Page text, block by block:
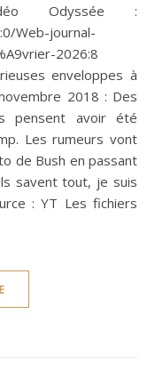
Odyssée :
Web-journal-
2026:8
enveloppes à
2018 : Des
pensent avoir été
Les rumeurs vont
de Bush en passant
savent tout, je suis
: YT Les fichiers